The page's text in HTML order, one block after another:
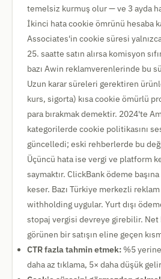
temelsiz kurmuş olur — ve 3 ayda
İkinci hata cookie ömrünü hesaba
Associates'in cookie süresi
25. saatte satın alırsa komisyon
bazı Awin reklamverenlerinde bu
Uzun karar süreleri gerektiren
kurs, sigorta) kısa cookie ömürlü
para bırakmak demektir. 2024'te
kategorilerde cookie politikasını
güncelledi; eski rehberlerde bu
Üçüncü hata ise vergi ve platform
saymaktır. ClickBank ödeme
keser. Bazı Türkiye merkezli reklam
withholding uygular. Yurt dışı
stopaj vergisi devreye girebilir. Net
görünen bir satışın eline geçen
CTR fazla tahmin etmek: %5
daha az tıklama, 5× daha düşük gelir